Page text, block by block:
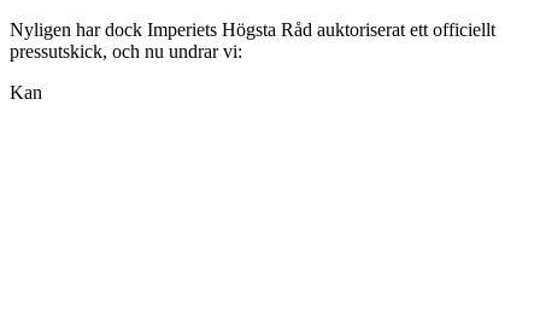
Nyligen har dock Imperiets Högsta Råd auktoriserat ett officiellt
pressutskick, och nu undrar vi:
Kan